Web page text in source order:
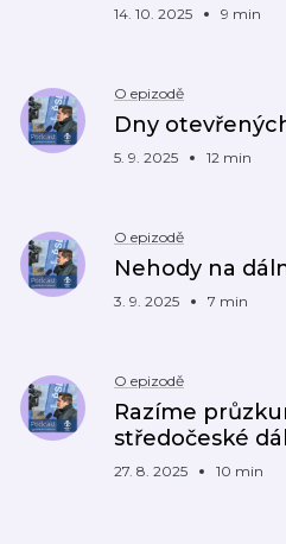
14. 10. 2025 9 min
O epizodě
Dny
5. 9. 2025 12 min
O epizodě
Nehody na
3. 9. 2025 7 min
O epizodě
Razíme
středočeské
27. 8. 2025 10 min